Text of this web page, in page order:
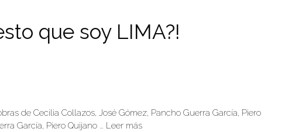
que soy LIMA?!
de Cecilia Collazos, José Gómez, Pancho Guerra García, Piero
García, Piero Quijano … Leer más